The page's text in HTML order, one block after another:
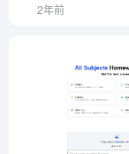
2年前